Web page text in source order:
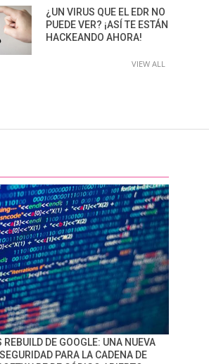
¿UN VIRUS QUE EL EDR NO
PUEDE VER? ¡ASÍ TE ESTÁN
HACKEANDO AHORA!
VIEW ALL
DE GOOGLE: UNA NUEVA
PARA LA CADENA DE